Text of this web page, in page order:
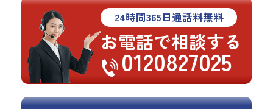
24時間365日通話料無料
お電話で相談する
0120827025